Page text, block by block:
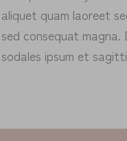
aliquet quam laoreet
sed consequat magna.
sodales ipsum et